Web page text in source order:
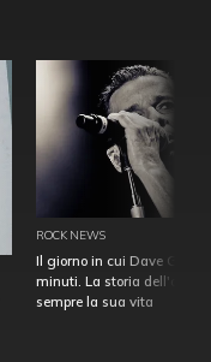
ROCK NEWS
Il giorno in cui Dave
minuti. La storia
sempre la sua vita